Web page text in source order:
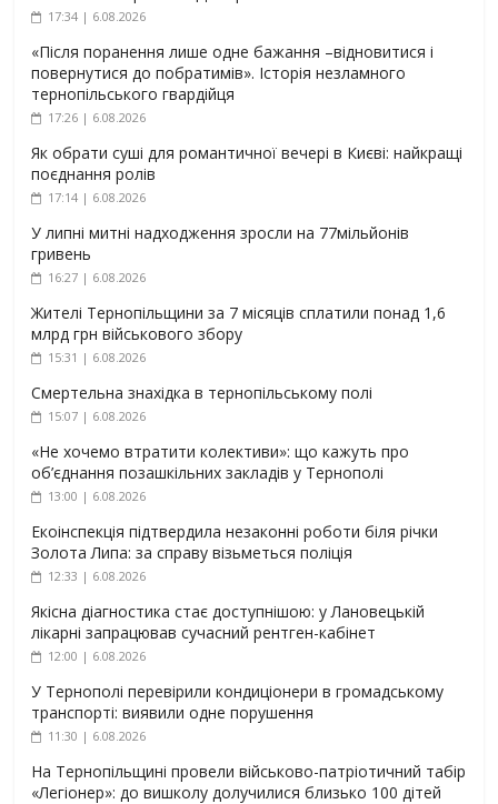
17:34 | 6.08.2026
«Після поранення лише одне бажання –відновитися і
повернутися до побратимів». Історія незламного
тернопільського гвардійця
17:26 | 6.08.2026
Як обрати суші для романтичної вечері в Києві: найкращі
поєднання ролів
17:14 | 6.08.2026
У липні митні надходження зросли на 77мільйонів
гривень
16:27 | 6.08.2026
Жителі Тернопільщини за 7 місяців сплатили понад 1,6
млрд грн військового збору
15:31 | 6.08.2026
Смертельна знахідка в тернопільському полі
15:07 | 6.08.2026
«Не хочемо втратити колективи»: що кажуть про
об’єднання позашкільних закладів у Тернополі
13:00 | 6.08.2026
Екоінспекція підтвердила незаконні роботи біля річки
Золота Липа: за справу візьметься поліція
12:33 | 6.08.2026
Якісна діагностика стає доступнішою: у Лановецькій
лікарні запрацював сучасний рентген-кабінет
12:00 | 6.08.2026
У Тернополі перевірили кондиціонери в громадському
транспорті: виявили одне порушення
11:30 | 6.08.2026
На Тернопільщині провели військово-патріотичний табір
«Легіонер»: до вишколу долучилися близько 100 дітей